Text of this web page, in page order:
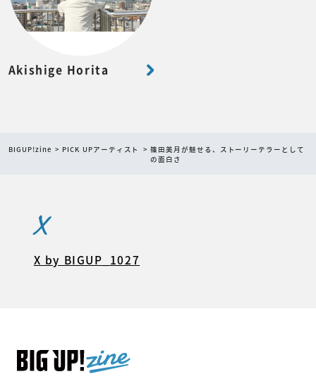
Akishige Horita
BIGUP!zine PICK UPアーティスト
篠田美月が魅せる、ストーリーテラーとして
の面白さ
X
X by BIGUP_1027